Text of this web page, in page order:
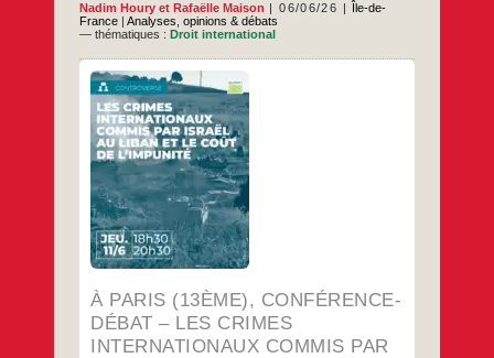
Nadim Houry etRafaëlle Maison 06/06/26
Île-de-
France |Analyses, opinions & débats
— thématiques :Droit international
À PARIS (13ÈME), CONFÉRENCE-
DÉBAT – LES CRIMES
INTERNATIONAUX COMMIS PAR